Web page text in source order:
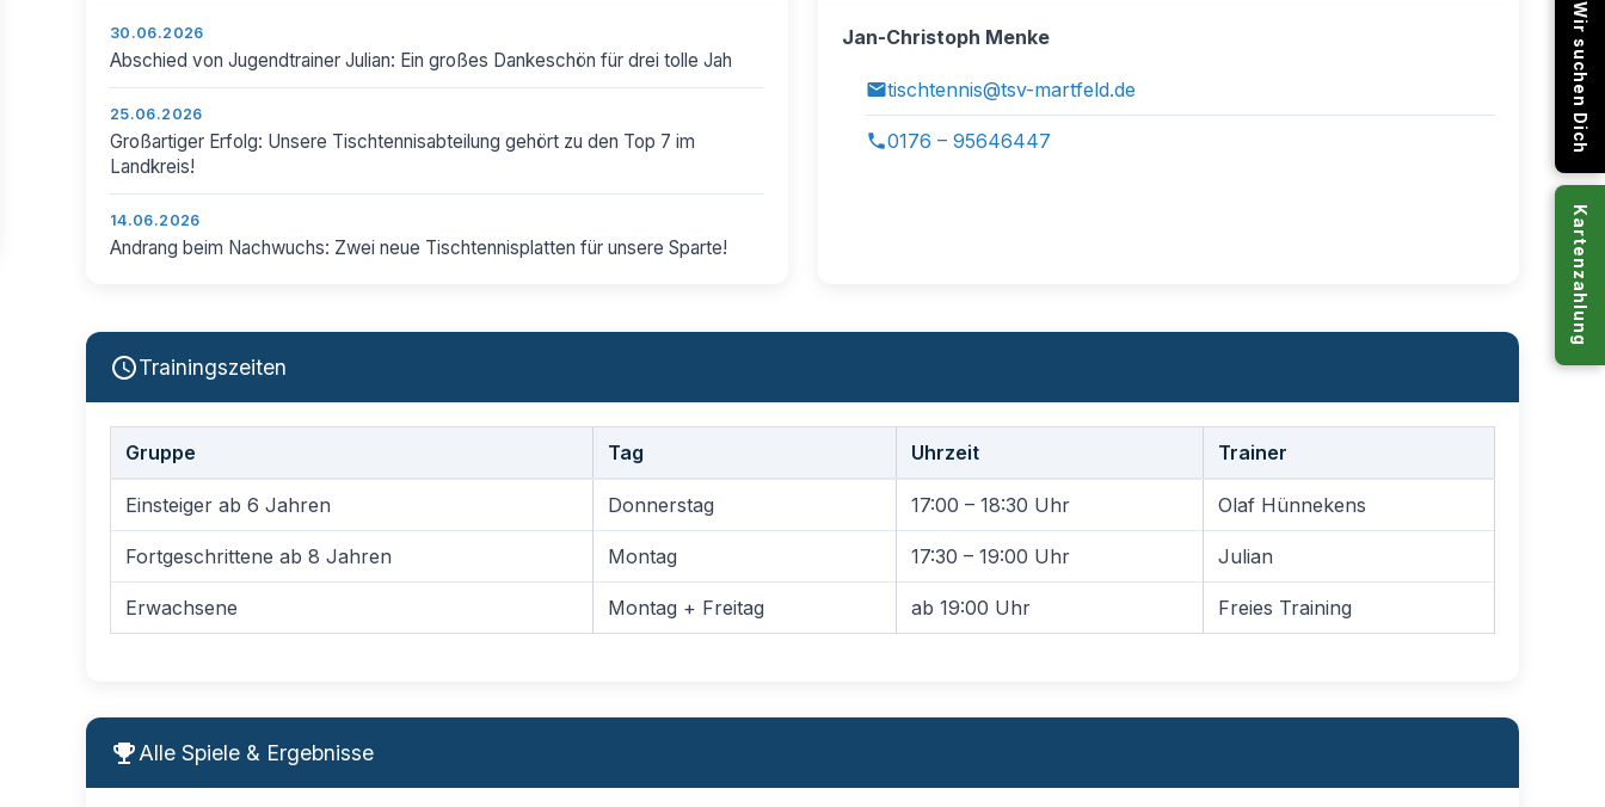
30.06.2026
Abschied von Jugendtrainer Julian: Ein großes Dankeschön für drei tolle Jah
25.06.2026
Großartiger Erfolg: Unsere Tischtennisabteilung gehört zu den Top 7 im
Landkreis!
14.06.2026
Andrang beim Nachwuchs: Zwei neue Tischtennisplatten für unsere Sparte!
Jan-Christoph Menke
tischtennis@tsv-martfeld.de
0176 – 95646447
Trainingszeiten
Gruppe Tag Uhrzeit Trainer
Einsteiger ab 6 Jahren Donnerstag 17:00 – 18:30 Uhr Olaf Hünnekens
Fortgeschrittene ab 8 Jahren Montag 17:30 – 19:00 Uhr Julian
Erwachsene Montag + Freitag ab 19:00 Uhr Freies Training
Alle Spiele & Ergebnisse
Wir suchen Dich
Kartenzahlung